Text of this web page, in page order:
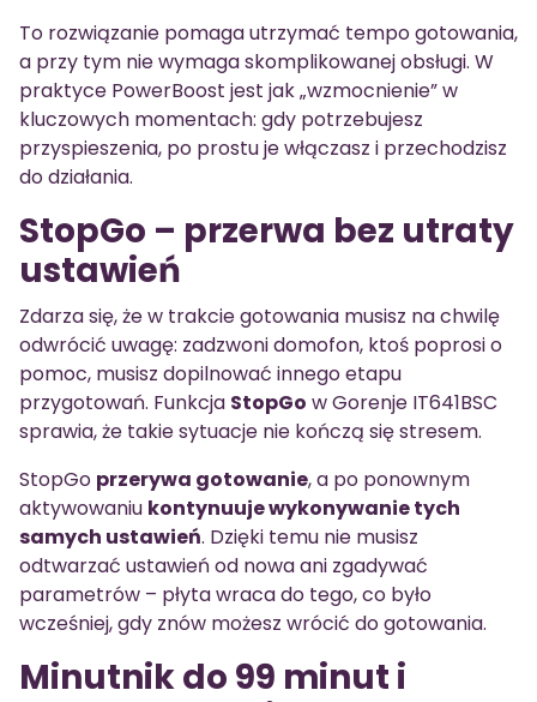
To rozwiązanie pomaga utrzymać tempo gotowania,
a przy tym nie wymaga skomplikowanej obsługi. W
praktyce PowerBoost jest jak „wzmocnienie” w
kluczowych momentach: gdy potrzebujesz
przyspieszenia, po prostu je włączasz i przechodzisz
do działania.
StopGo – przerwa bez utraty
ustawień
Zdarza się, że w trakcie gotowania musisz na chwilę
odwrócić uwagę: zadzwoni domofon, ktoś poprosi o
pomoc, musisz dopilnować innego etapu
przygotowań. Funkcja StopGo w Gorenje IT641BSC
sprawia, że takie sytuacje nie kończą się stresem.
StopGo przerywa gotowanie, a po ponownym
aktywowaniu kontynuuje wykonywanie tych
samych ustawień. Dzięki temu nie musisz
odtwarzać ustawień od nowa ani zgadywać
parametrów – płyta wraca do tego, co było
wcześniej, gdy znów możesz wrócić do gotowania.
Minutnik do 99 minut i